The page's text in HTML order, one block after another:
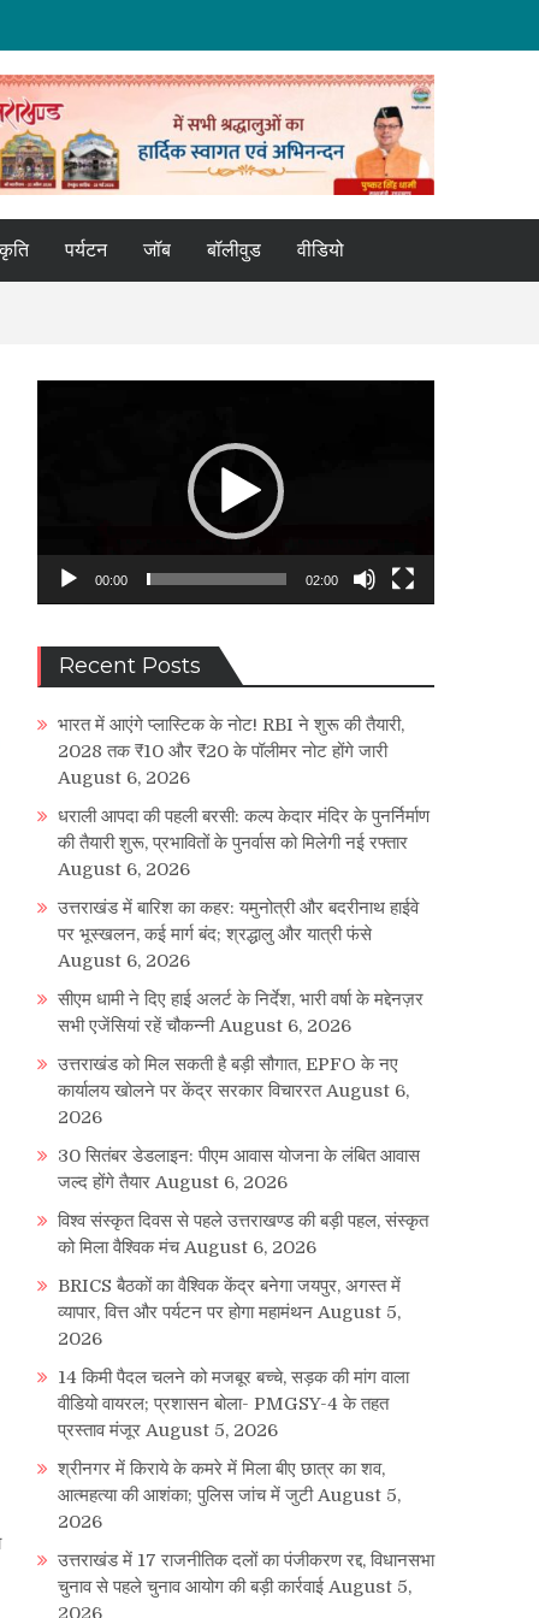
पर्यटन जॉब बॉलीवुड वीडियो
00:00 02:00
Recent Posts
भारत में आएंगे प्लास्टिक के नोट! RBI ने शुरू की तैयारी,
2028 तक ₹10 और ₹20 के पॉलीमर नोट होंगे जारी
August 6, 2026
धराली आपदा की पहली बरसी: कल्प केदार मंदिर के पुनर्निर्माण
की तैयारी शुरू, प्रभावितों के पुनर्वास को मिलेगी नई रफ्तार
August 6, 2026
उत्तराखंड में बारिश का कहर: यमुनोत्री और बदरीनाथ हाईवे
पर भूस्खलन, कई मार्ग बंद; श्रद्धालु और यात्री फंसे
August 6, 2026
सीएम धामी ने दिए हाई अलर्ट के निर्देश, भारी वर्षा के मद्देनज़र
सभी एजेंसियां रहें चौकन्नी August 6, 2026
उत्तराखंड को मिल सकती है बड़ी सौगात, EPFO के नए
कार्यालय खोलने पर केंद्र सरकार विचाररत August 6,
2026
30 सितंबर डेडलाइन: पीएम आवास योजना के लंबित आवास
जल्द होंगे तैयार August 6, 2026
विश्व संस्कृत दिवस से पहले उत्तराखण्ड की बड़ी पहल, संस्कृत
को मिला वैश्विक मंच August 6, 2026
BRICS बैठकों का वैश्विक केंद्र बनेगा जयपुर, अगस्त में
व्यापार, वित्त और पर्यटन पर होगा महामंथन August 5,
2026
14 किमी पैदल चलने को मजबूर बच्चे, सड़क की मांग वाला
वीडियो वायरल; प्रशासन बोला- PMGSY-4 के तहत
प्रस्ताव मंजूर August 5, 2026
श्रीनगर में किराये के कमरे में मिला बीए छात्र का शव,
आत्महत्या की आशंका; पुलिस जांच में जुटी August 5,
2026
उत्तराखंड में 17 राजनीतिक दलों का पंजीकरण रद्द, विधानसभा
चुनाव से पहले चुनाव आयोग की बड़ी कार्रवाई August 5,
2026